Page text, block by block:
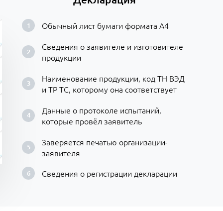
Обычный лист бумаги формата А4
Сведения о заявителе и изготовителе
продукции
Наименование продукции, код ТН ВЭД
и ТР ТС, которому она соответствует
Данные о протоколе испытаний,
которые провёл заявитель
Заверяется печатью организации-
заявителя
Сведения о регистрации декларации